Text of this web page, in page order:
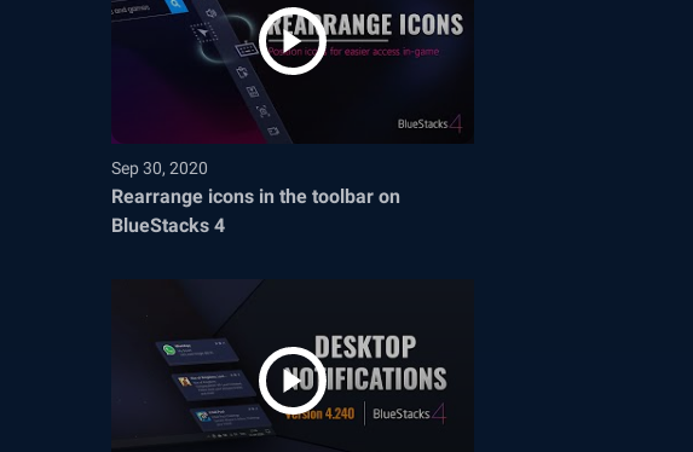
Sep 30, 2020
Rearrange icons in the toolbar on
BlueStacks 4